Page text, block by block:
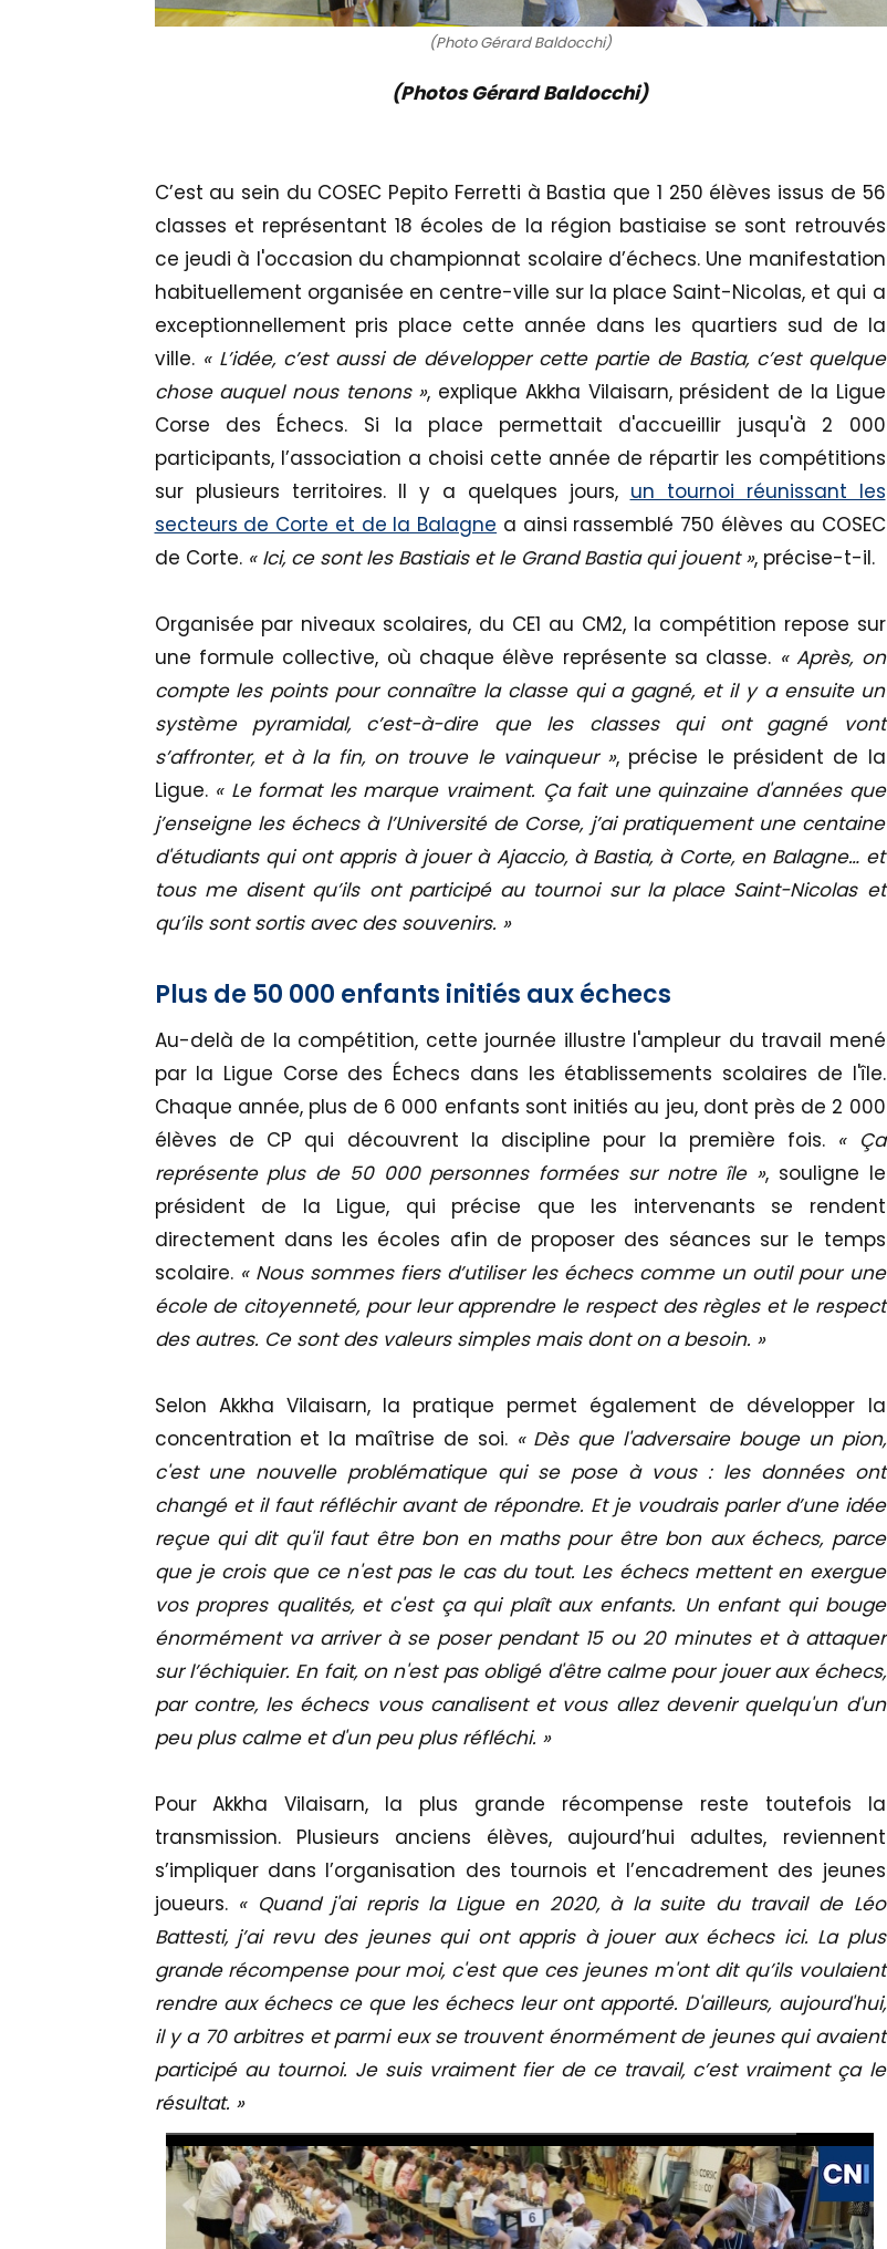
(Photo Gérard Baldocchi)
(Photos Gérard Baldocchi)
C’est au sein du COSEC Pepito Ferretti à Bastia que 1 250 élèves issus de 56
classes et représentant 18 écoles de la région bastiaise se sont retrouvés
ce jeudi à l'occasion du championnat scolaire d’échecs. Une manifestation
habituellement organisée en centre-ville sur la place Saint-Nicolas, et qui a
exceptionnellement pris place cette année dans les quartiers sud de la
ville. « L’idée, c’est aussi de développer cette partie de Bastia, c’est quelque
chose auquel nous tenons », explique Akkha Vilaisarn, président de la Ligue
Corse des Échecs. Si la place permettait d'accueillir jusqu'à 2 000
participants, l’association a choisi cette année de répartir les compétitions
sur plusieurs territoires. Il y a quelques jours, un tournoi réunissant les
secteurs de Corte et de la Balagne a ainsi rassemblé 750 élèves au COSEC
de Corte. « Ici, ce sont les Bastiais et le Grand Bastia qui jouent », précise-t-il.
Organisée par niveaux scolaires, du CE1 au CM2, la compétition repose sur
une formule collective, où chaque élève représente sa classe. « Après, on
compte les points pour connaître la classe qui a gagné, et il y a ensuite un
système pyramidal, c’est-à-dire que les classes qui ont gagné vont
s’affronter, et à la fin, on trouve le vainqueur », précise le président de la
Ligue. « Le format les marque vraiment. Ça fait une quinzaine d'années que
j’enseigne les échecs à l’Université de Corse, j’ai pratiquement une centaine
d'étudiants qui ont appris à jouer à Ajaccio, à Bastia, à Corte, en Balagne… et
tous me disent qu’ils ont participé au tournoi sur la place Saint-Nicolas et
qu’ils sont sortis avec des souvenirs. »
Plus de 50 000 enfants initiés aux échecs
Au-delà de la compétition, cette journée illustre l'ampleur du travail mené
par la Ligue Corse des Échecs dans les établissements scolaires de l'île.
Chaque année, plus de 6 000 enfants sont initiés au jeu, dont près de 2 000
élèves de CP qui découvrent la discipline pour la première fois. « Ça
représente plus de 50 000 personnes formées sur notre île », souligne le
président de la Ligue, qui précise que les intervenants se rendent
directement dans les écoles afin de proposer des séances sur le temps
scolaire. « Nous sommes fiers d’utiliser les échecs comme un outil pour une
école de citoyenneté, pour leur apprendre le respect des règles et le respect
des autres. Ce sont des valeurs simples mais dont on a besoin. »
Selon Akkha Vilaisarn, la pratique permet également de développer la
concentration et la maîtrise de soi. « Dès que l'adversaire bouge un pion,
c'est une nouvelle problématique qui se pose à vous : les données ont
changé et il faut réfléchir avant de répondre. Et je voudrais parler d’une idée
reçue qui dit qu'il faut être bon en maths pour être bon aux échecs, parce
que je crois que ce n'est pas le cas du tout. Les échecs mettent en exergue
vos propres qualités, et c'est ça qui plaît aux enfants. Un enfant qui bouge
énormément va arriver à se poser pendant 15 ou 20 minutes et à attaquer
sur l’échiquier. En fait, on n'est pas obligé d'être calme pour jouer aux échecs,
par contre, les échecs vous canalisent et vous allez devenir quelqu'un d'un
peu plus calme et d'un peu plus réfléchi. »
Pour Akkha Vilaisarn, la plus grande récompense reste toutefois la
transmission. Plusieurs anciens élèves, aujourd’hui adultes, reviennent
s’impliquer dans l’organisation des tournois et l’encadrement des jeunes
joueurs. « Quand j'ai repris la Ligue en 2020, à la suite du travail de Léo
Battesti, j’ai revu des jeunes qui ont appris à jouer aux échecs ici. La plus
grande récompense pour moi, c'est que ces jeunes m'ont dit qu’ils voulaient
rendre aux échecs ce que les échecs leur ont apporté. D'ailleurs, aujourd'hui,
il y a 70 arbitres et parmi eux se trouvent énormément de jeunes qui avaient
participé au tournoi. Je suis vraiment fier de ce travail, c’est vraiment ça le
résultat. »